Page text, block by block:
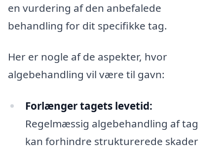
en vurdering af den anbefalede
behandling for dit specifikke tag.
Her er nogle af de aspekter, hvor
algebehandling vil være til gavn:
Forlænger tagets levetid:
Regelmæssig algebehandling af tag
kan forhindre strukturerede skader